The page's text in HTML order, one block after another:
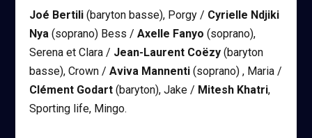
Joé Bertili (baryton basse), Porgy / Cyrielle Ndjiki
Nya (soprano) Bess /Axelle Fanyo (soprano),
Serena et Clara / Jean-Laurent Coëzy (baryton
basse), Crown /Aviva Mannenti (soprano) , Maria /
Clément Godart (baryton), Jake / Mitesh Khatri,
Sporting life, Mingo.